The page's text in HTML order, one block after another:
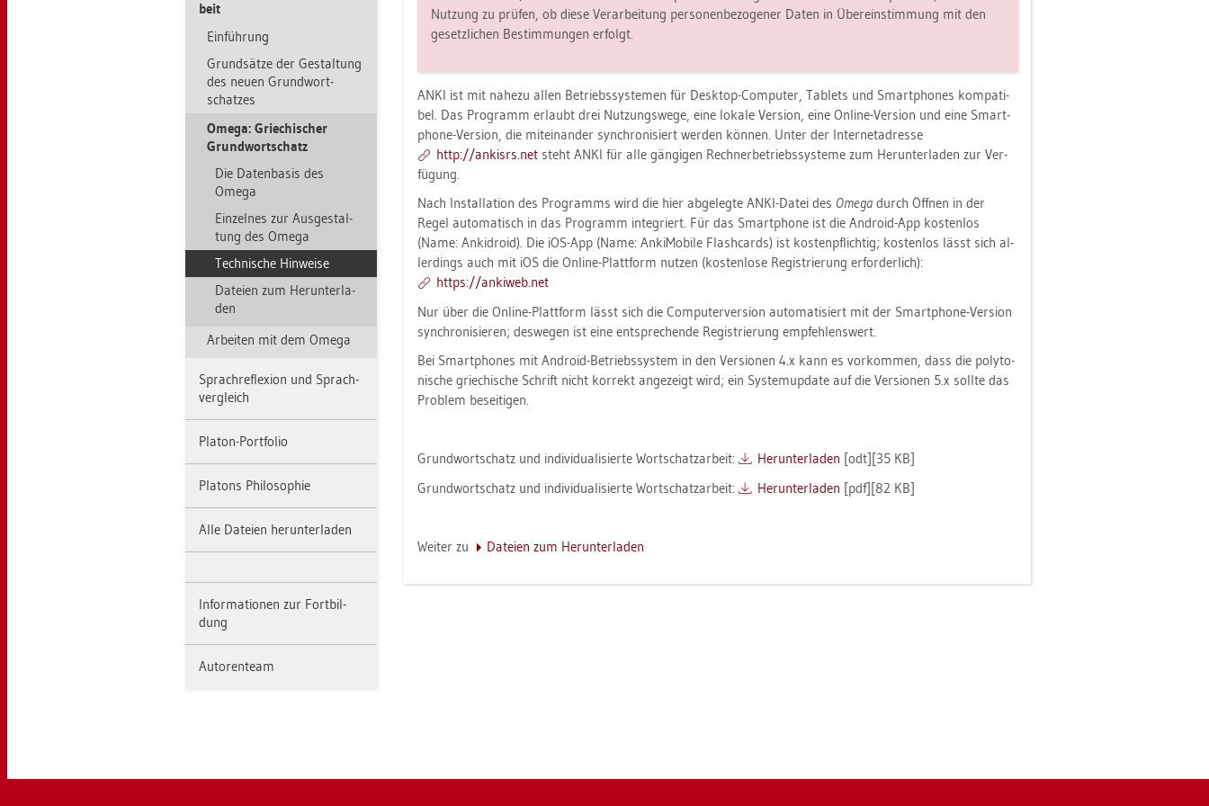
beit
Ein­füh­rung
Grund­sät­ze der Ge­stal­tung
des neuen Grund­wort­
schat­zes
Omega: Grie­chi­scher
Grund­wort­schatz
Die Da­ten­ba­sis des
Omega
Ein­zel­nes zur Aus­ge­stal­
tung des Omega
Tech­ni­sche Hin­wei­se
Da­tei­en zum Her­un­ter­la­
den
Ar­bei­ten mit dem Omega
Sprach­re­fle­xi­on und Sprach­
ver­gleich
Pla­ton-Port­fo­lio
Pla­tons Phi­lo­so­phie
Alle Da­tei­en her­un­ter­la­den
In­for­ma­tio­nen zur Fort­bil­
dung
Au­to­ren­team
Nut­zung zu prü­fen, ob diese Ver­ar­bei­tung per­so­nen­be­zo­ge­ner Daten in Über­ein­stim­mung mit den
ge­setz­li­chen Be­stim­mun­gen er­folgt.
ANKI ist mit na­he­zu allen Be­triebs­sys­te­men für Desk­top-Com­pu­ter, Ta­blets und Smart­pho­nes kom­pa­ti­
bel. Das Pro­gramm er­laubt drei Nut­zungs­we­ge, eine lo­ka­le Ver­si­on, eine On­line-Ver­si­on und eine Smart­
pho­ne-Ver­si­on, die mit­ein­an­der syn­chro­ni­siert wer­den kön­nen. Unter der In­ter­net­adres­se
http://​an­kisrs.​netsteht ANKI für alle gän­gi­gen Rech­ner­be­triebs­sys­te­me zum Her­un­ter­la­den zur Ver­
fü­gung.
Nach In­stal­la­ti­on des Pro­gramms wird die hier ab­ge­leg­te ANKI-Datei des Omegadurch Öff­nen in der
Regel au­to­ma­tisch in das Pro­gramm in­te­griert. Für das Smart­pho­ne ist die An­dro­id-App kos­ten­los
(Name: An­ki­dro­id). Die iOS-App (Name: An­ki­Mo­bi­le Flash­cards) ist kos­ten­pflich­tig; kos­ten­los lässt sich al­
ler­dings auch mit iOS die On­line-Platt­form nut­zen (kos­ten­lo­se Re­gis­trie­rung er­for­der­lich):
https://​an­ki­web.​net
Nur über die On­line-Platt­form lässt sich die Com­pu­ter­ver­si­on au­to­ma­ti­siert mit der Smart­pho­ne-Ver­si­on
syn­chro­ni­sie­ren; des­we­gen ist eine ent­spre­chen­de Re­gis­trie­rung emp­feh­lens­wert.
Bei Smart­pho­nes mit An­dro­id-Be­triebs­sys­tem in den Ver­sio­nen 4.x kann es vor­kom­men, dass die po­ly­to­
ni­sche grie­chi­sche Schrift nicht kor­rekt an­ge­zeigt wird; ein Sys­tem­up­date auf die Ver­sio­nen 5.x soll­te das
Pro­blem be­sei­ti­gen.
Grund­wort­schatz und in­di­vi­dua­li­sier­te Wort­schatz­ar­beit: Her­un­ter­la­den [odt][35 KB]
Grund­wort­schatz und in­di­vi­dua­li­sier­te Wort­schatz­ar­beit:
Her­un­ter­la­den [pdf][82 KB]
Wei­ter zu Da­tei­en zum Her­un­ter­la­den